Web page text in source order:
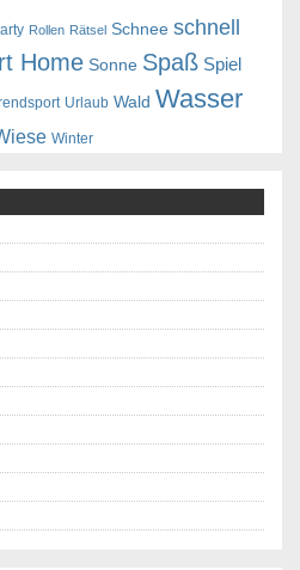
Rollen Rätsel Schnee schnell
Home Sonne Spaß Spiel
Urlaub Wald Wasser
Winter